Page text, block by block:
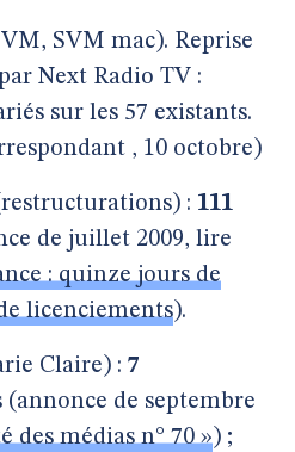
SVM mac). Reprise
Next Radio TV :
sur les 57 existants.
, 10 octobre)
: 111
de juillet 2009, lire
: quinze jours de
licenciements).
Claire) : 7
de septembre
des médias n° 70 ») ;